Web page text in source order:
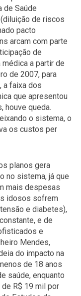
de Saúde
de riscos
pacto
arcam com parte
de
a partir de
de 2007, para
a faixa dos
que apresentou
houve queda.
o sistema, o
os custos per
planos gera
no sistema, já que
mais despesas
idosos sofrem
e diabetes),
e de
e
Mendes,
do impacto na
de 18 anos
saúde, enquanto
R$ 19 mil por